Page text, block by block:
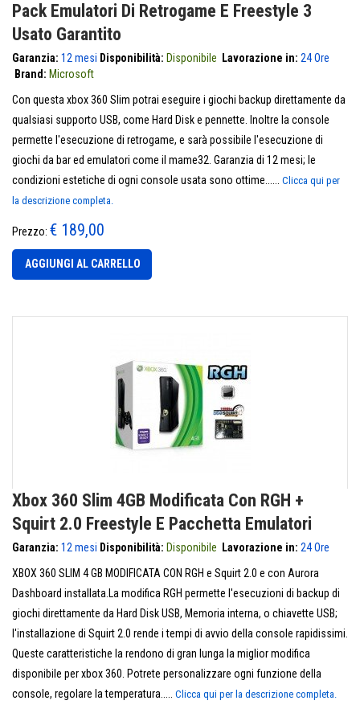
Pack Emulatori Di Retrogame E Freestyle 3
Usato Garantito
Garanzia: 12 mesi Disponibilità: Disponibile Lavorazione in: 24 Ore
Brand: Microsoft
Con questa xbox 360 Slim potrai eseguire i giochi backup direttamente da
qualsiasi supporto USB, come Hard Disk e pennette. Inoltre la console
permette l'esecuzione di retrogame, e sarà possibile l'esecuzione di
giochi da bar ed emulatori come il mame32. Garanzia di 12 mesi; le
condizioni estetiche di ogni console usata sono ottime...... Clicca qui per
la descrizione completa.
Prezzo: € 189,00
AGGIUNGI AL CARRELLO
Xbox 360 Slim 4GB Modificata Con RGH +
Squirt 2.0 Freestyle E Pacchetta Emulatori
Garanzia: 12 mesi Disponibilità: Disponibile Lavorazione in: 24 Ore
XBOX 360 SLIM 4 GB MODIFICATA CON RGH e Squirt 2.0 e con Aurora
Dashboard installata.La modifica RGH permette l'esecuzioni di backup di
giochi direttamente da Hard Disk USB, Memoria interna, o chiavette USB;
l'installazione di Squirt 2.0 rende i tempi di avvio della console rapidissimi.
Queste caratteristiche la rendono di gran lunga la miglior modifica
disponibile per xbox 360. Potrete personalizzare ogni funzione della
console, regolare la temperatura..... Clicca qui per la descrizione completa.